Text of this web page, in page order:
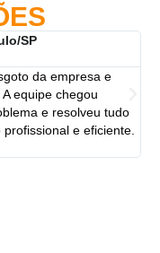
SP
da empresa e
equipe chegou
e resolveu tudo
e eficiente.